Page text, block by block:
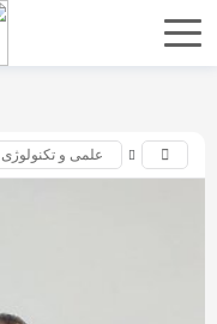
اشتراک
با
استفاده
علمی و تکنولوژی